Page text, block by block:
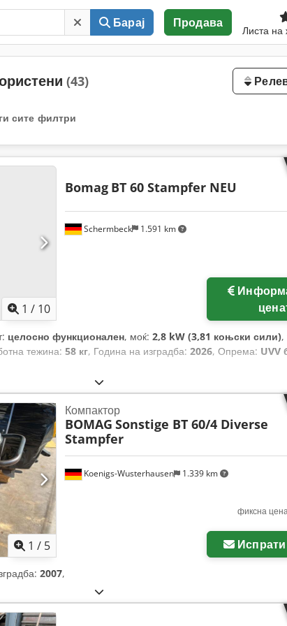
Барај Продава
Листа на
(43)
сите филтри
1 / 10
Schermbeck 1.591 km
Bomag BT 60 Stampfer NEU
целосно функционален, моќ: 2,8 kW (3,81 коњски сили),
тежина: 58 кг, Година на изградба: 2026, Опрема: UVV
1 / 5
Koenigs-Wusterhausen 1.339 km
Компактор
BOMAG Sonstige BT 60/4 Diverse
Stampfer
фиксна
2007,